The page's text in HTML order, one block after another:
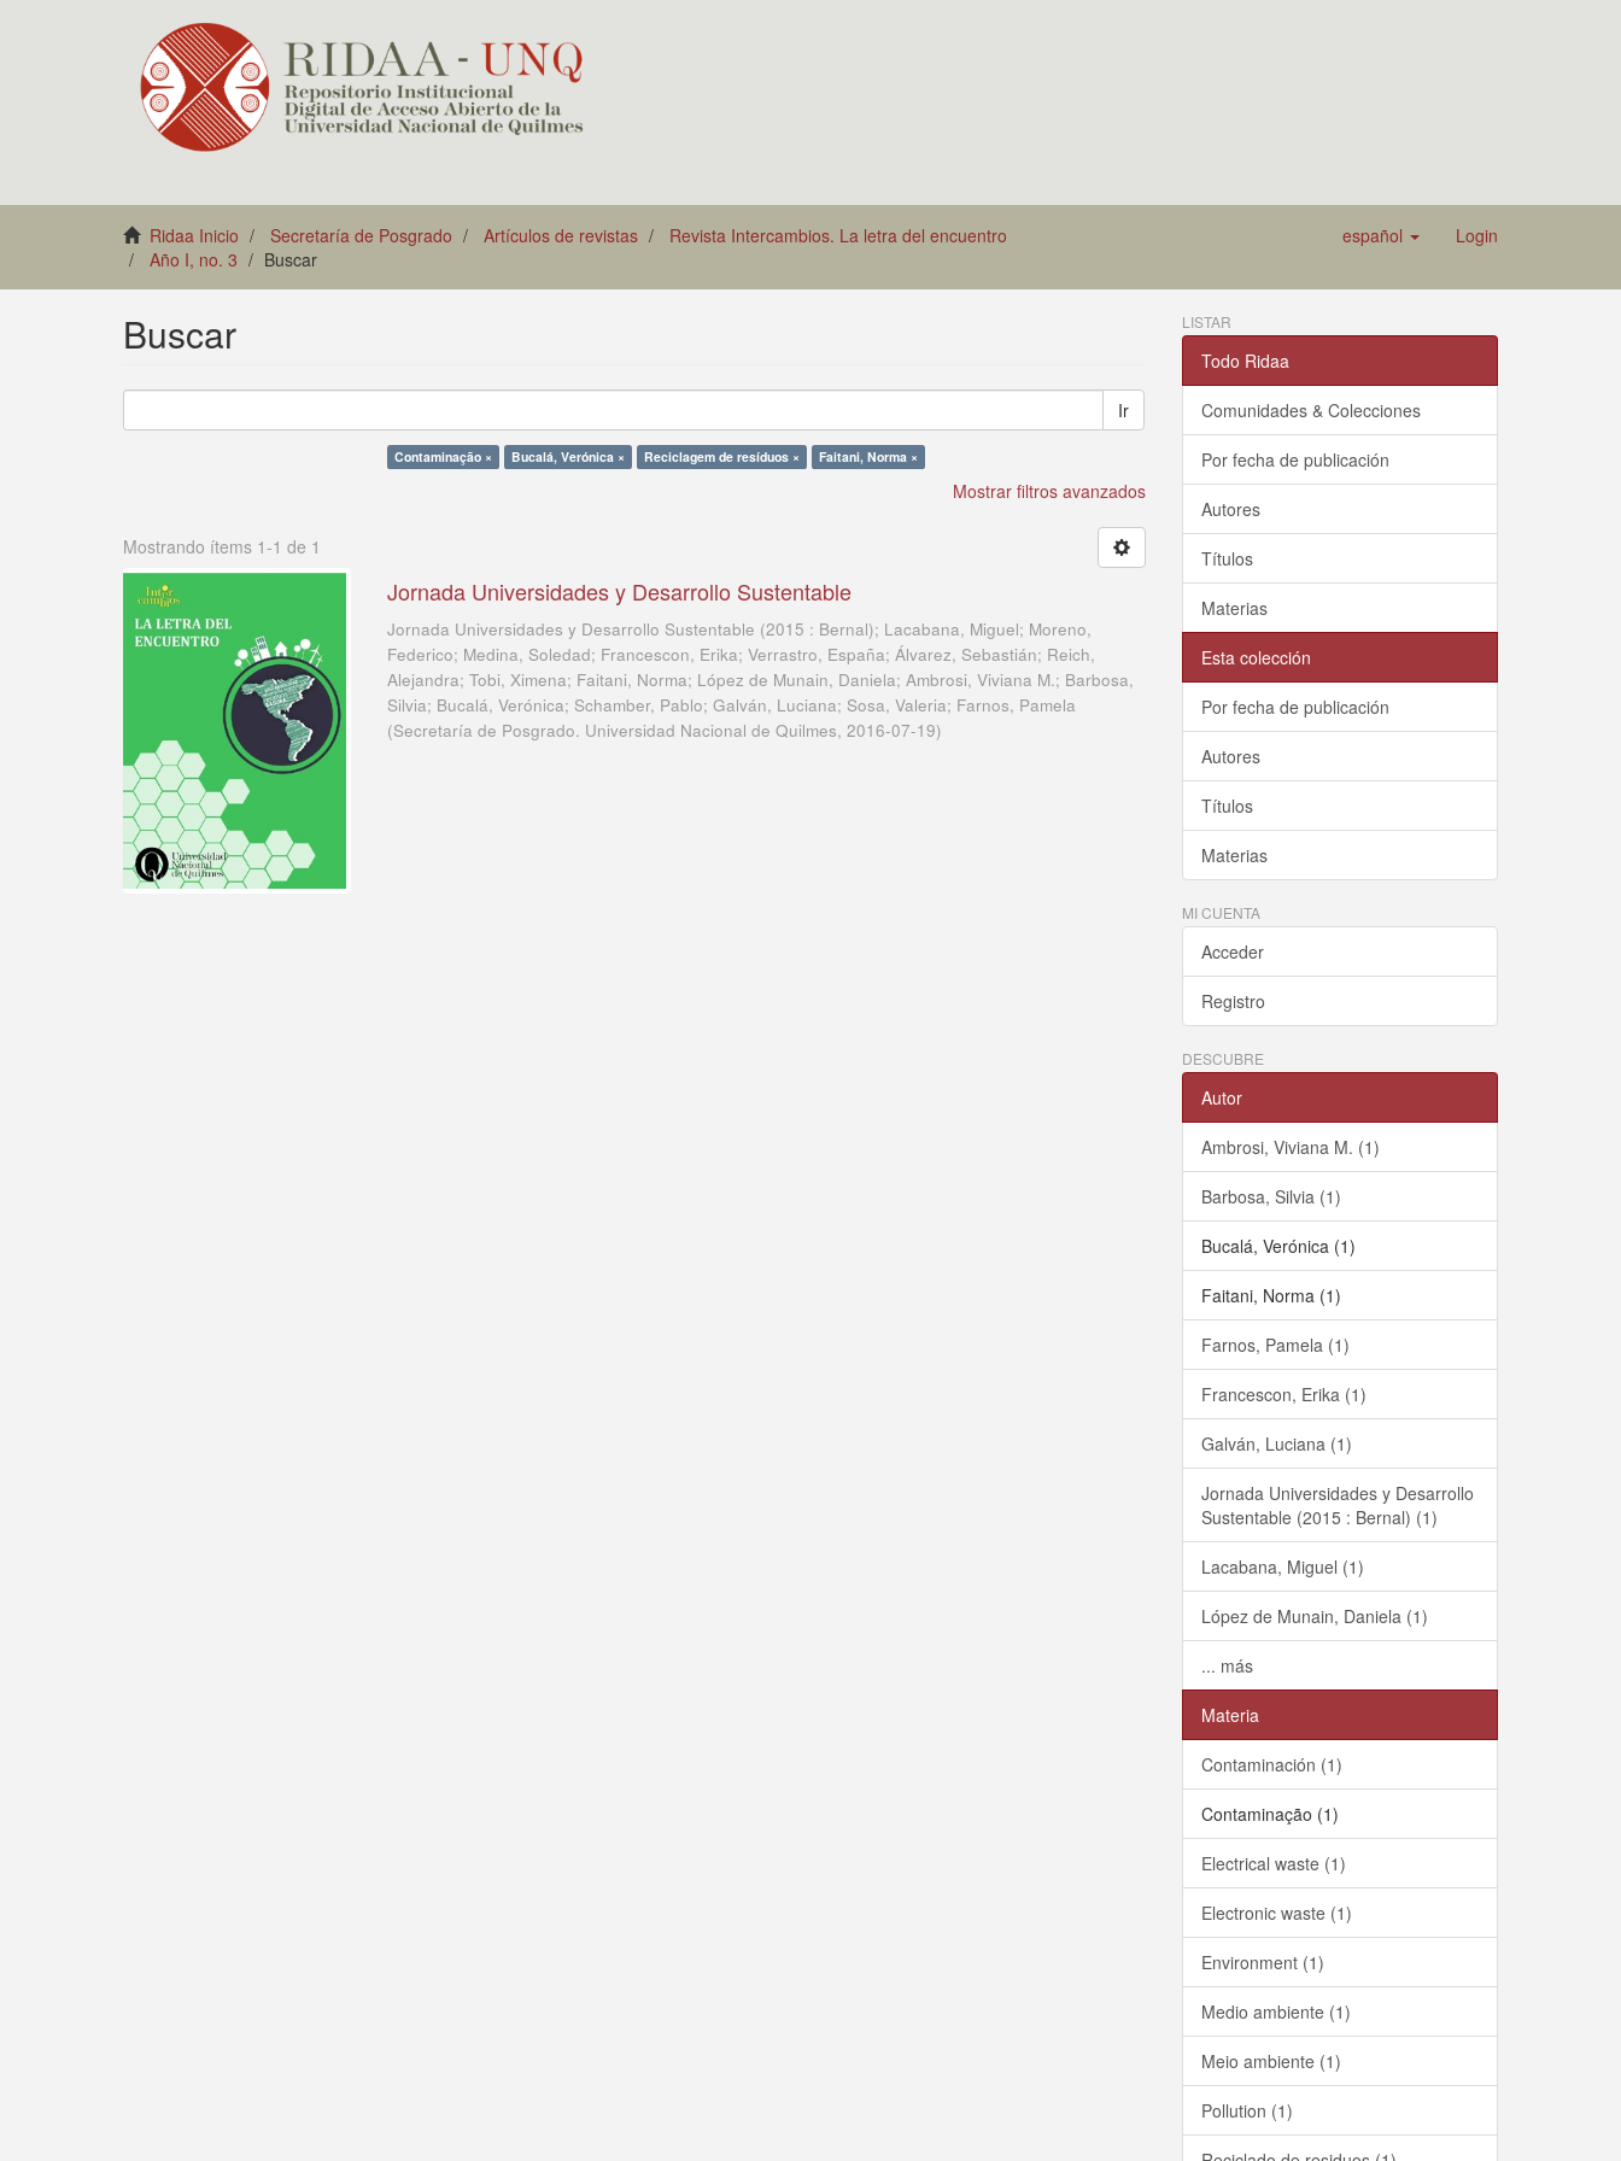
Ridaa Inicio Secretaría de Posgrado Artículos de revistas
Revista Intercambios. La letra del encuentro
Año I, no. 3
Buscar
español Login
Buscar
Ir
Contaminação × Bucalá, Verónica × Reciclagem de resíduos × Faitani, Norma ×
Mostrar filtros avanzados
Mostrando ítems 1-1 de 1
Jornada Universidades y Desarrollo Sustentable
Jornada Universidades y Desarrollo Sustentable (2015 : Bernal); Lacabana, Miguel; Moreno,
Federico; Medina, Soledad; Francescon, Erika; Verrastro, España; Álvarez, Sebastián; Reich,
Alejandra; Tobi, Ximena; Faitani, Norma; López de Munain, Daniela; Ambrosi, Viviana M.; Barbosa,
Silvia; Bucalá, Verónica; Schamber, Pablo; Galván, Luciana; Sosa, Valeria; Farnos, Pamela
(Secretaría de Posgrado. Universidad Nacional de Quilmes,2016-07-19)
LISTAR
Todo Ridaa
Comunidades & Colecciones
Por fecha de publicación
Autores
Títulos
Materias
Esta colección
Por fecha de publicación
Autores
Títulos
Materias
MI CUENTA
Acceder
Registro
DESCUBRE
Autor
Ambrosi, Viviana M. (1)
Barbosa, Silvia (1)
Bucalá, Verónica (1)
Faitani, Norma (1)
Farnos, Pamela (1)
Francescon, Erika (1)
Galván, Luciana (1)
Jornada Universidades y Desarrollo
Sustentable (2015 : Bernal) (1)
Lacabana, Miguel (1)
López de Munain, Daniela (1)
... más
Materia
Contaminación (1)
Contaminação (1)
Electrical waste (1)
Electronic waste (1)
Environment (1)
Medio ambiente (1)
Meio ambiente (1)
Pollution (1)